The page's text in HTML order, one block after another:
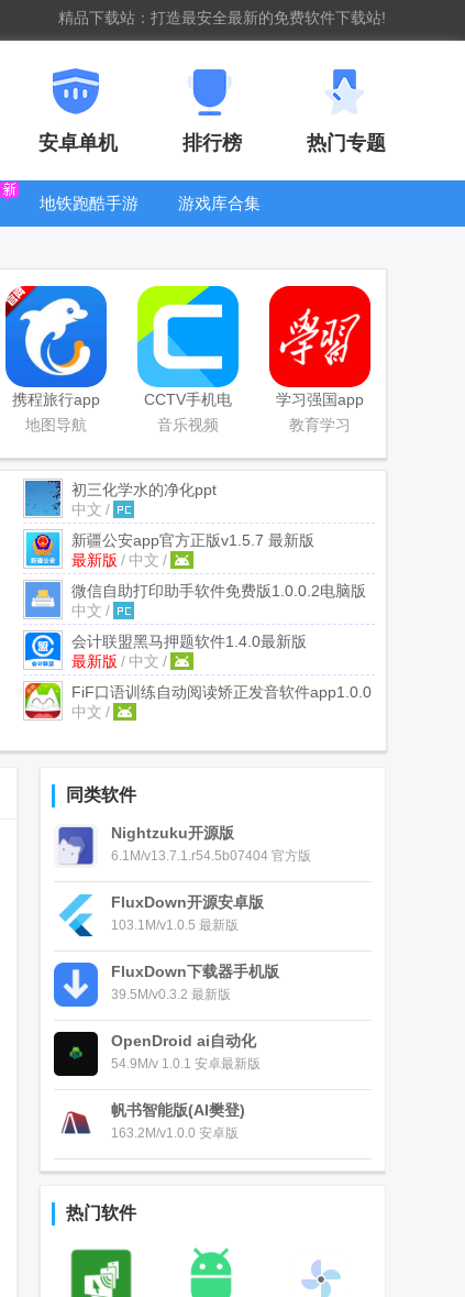
精品下载站：打造最安全最新的免费软件下载站!
安卓单机 排行榜 热门专题
地铁跑酷手游
游戏库合集
看器
携程旅行app
手机版
地图导航
CCTV手机电
视直播软件
音乐视频
学习强国app
手机版
教育学习
初三化学水的净化ppt
中文 /
新疆公安app官方正版v1.5.7 最新版
最新版 / 中文 /
微信自助打印助手软件免费版1.0.0.2电脑版
中文 /
会计联盟黑马押题软件1.4.0最新版
最新版 / 中文 /
FiF口语训练自动阅读矫正发音软件app1.0.0
学生吾爱版
中文 /
同类软件
Nightzuku开源版
6.1M/v13.7.1.r54.5b07404 官方版
FluxDown开源安卓版
103.1M/v1.0.5 最新版
FluxDown下载器手机版
39.5M/v0.3.2 最新版
OpenDroid ai自动化
54.9M/v 1.0.1 安卓最新版
帆书智能版(AI樊登)
163.2M/v1.0.0 安卓版
热门软件